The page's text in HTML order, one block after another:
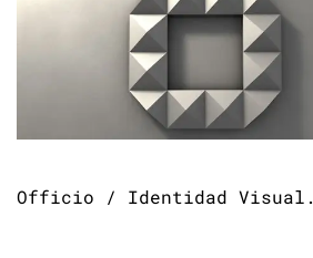
Officio / Identidad Visual.